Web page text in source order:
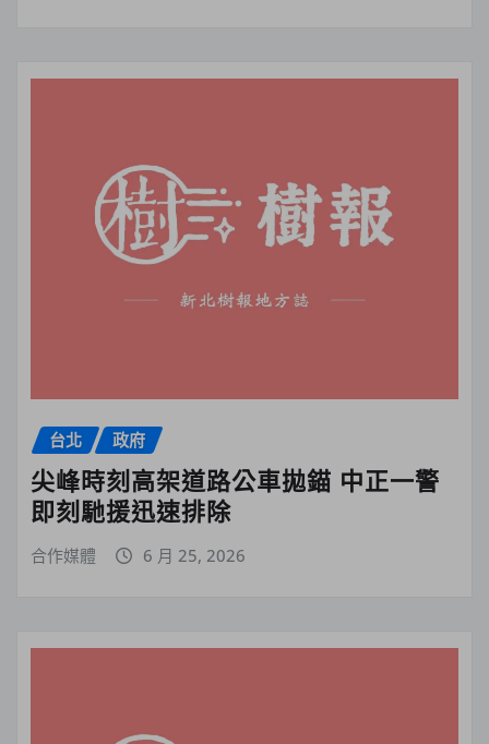
台北 政府
尖峰時刻高架道路公車拋錨 中正一警
即刻馳援迅速排除
合作媒體 6 月 25, 2026